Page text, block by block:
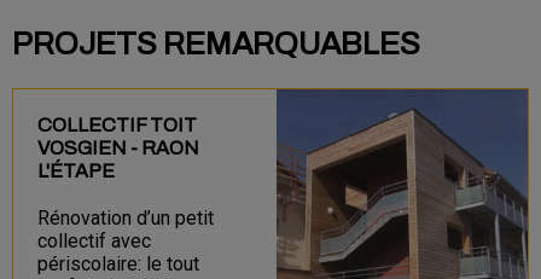
PROJETS REMARQUABLES
COLLECTIF TOIT
VOSGIEN - RAON
L'ÉTAPE
Rénovation d’un petit
collectif avec
périscolaire: le tout